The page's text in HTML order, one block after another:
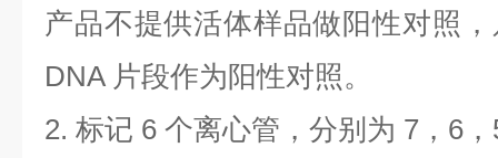
产品不提供活体样品做阳性对照
DNA 片段作为阳性对照。
2. 标记 6 个离心管，分别为 7 ， 6 ，